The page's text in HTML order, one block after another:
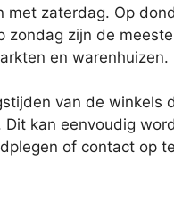
zaterdag. Op
zondag zijn de
en warenhuizen.
van de winkels
kan eenvoudig
of contact op